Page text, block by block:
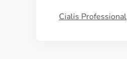
Cialis Professional